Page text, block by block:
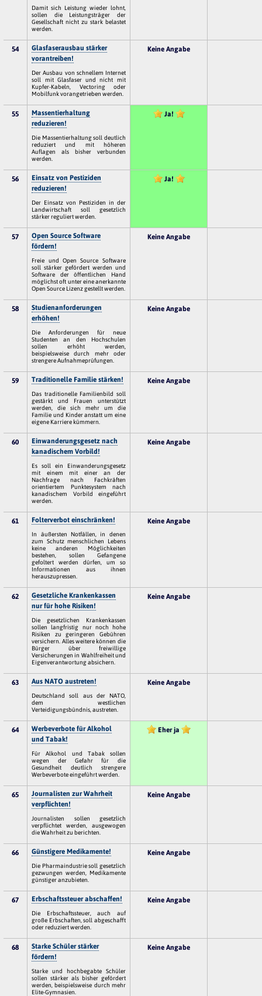
Damit sich Leistung wieder lohnt,
sollen die Leistungsträger der
Gesellschaft nicht zu stark belastet
werden.
54
Glasfaserausbau stärker
vorantreiben!
Der Ausbau von schnellem Internet
soll mit Glasfaser und nicht mit
Kupfer-Kabeln, Vectoring oder
Mobilfunk vorangetrieben werden.
Keine Angabe
55
Massentierhaltung
reduzieren!
Die Massentierhaltung soll deutlich
reduziert und mit höheren
Auflagen als bisher verbunden
werden.
Ja!
56
Einsatz von Pestiziden
reduzieren!
Der Einsatz von Pestiziden in der
Landwirtschaft soll gesetzlich
stärker reguliert werden.
Ja!
57
Open Source Software
fördern!
Freie und Open Source Software
soll stärker gefördert werden und
Software der öffentlichen Hand
möglichst oft unter eine anerkannte
Open Source Lizenz gestellt werden.
Keine Angabe
58
Studienanforderungen
erhöhen!
Die Anforderungen für neue
Studenten an den Hochschulen
sollen erhöht werden,
beispielsweise durch mehr oder
strengere Aufnahmeprüfungen.
Keine Angabe
59 Traditionelle Familie stärken!
Das traditionelle Familienbild soll
gestärkt und Frauen unterstützt
werden, die sich mehr um die
Familie und Kinder anstatt um eine
eigene Karriere kümmern.
Keine Angabe
60
Einwanderungsgesetz nach
kanadischem Vorbild!
Es soll ein Einwanderungsgesetz
mit einem mit einer an der
Nachfrage nach Fachkräften
orientiertem Punktesystem nach
kanadischem Vorbild eingeführt
werden.
Keine Angabe
61 Folterverbot einschränken!
In äußersten Notfällen, in denen
zum Schutz menschlichen Lebens
keine anderen Möglichkeiten
bestehen, sollen Gefangene
gefoltert werden dürfen, um so
Informationen aus ihnen
herauszupressen.
Keine Angabe
62
Gesetzliche Krankenkassen
nur für hohe Risiken!
Die gesetzlichen Krankenkassen
sollen langfristig nur noch hohe
Risiken zu geringeren Gebühren
versichern. Alles weitere können die
Bürger über freiwillige
Versicherungen in Wahlfreiheit und
Eigenverantwortung absichern.
Keine Angabe
63 Aus NATO austreten!
Deutschland soll aus der NATO,
dem westlichen
Verteidigungsbündnis, austreten.
Keine Angabe
64
Werbeverbote für Alkohol
und Tabak!
Für Alkohol und Tabak sollen
wegen der Gefahr für die
Gesundheit deutlich strengere
Werbeverbote eingeführt werden.
Eher ja
65
Journalisten zur Wahrheit
verpflichten!
Journalisten sollen gesetzlich
verpflichtet werden, ausgewogen
die Wahrheit zu berichten.
Keine Angabe
66 Günstigere Medikamente!
Die Pharmaindustrie soll gesetzlich
gezwungen werden, Medikamente
günstiger anzubieten.
Keine Angabe
67 Erbschaftssteuer abschaffen!
Die Erbschaftssteuer, auch auf
große Erbschaften, soll abgeschafft
oder reduziert werden.
Keine Angabe
68
Starke Schüler stärker
fördern!
Starke und hochbegabte Schüler
sollen stärker als bisher gefördert
werden, beispielsweise durch mehr
Elite-Gymnasien.
Keine Angabe